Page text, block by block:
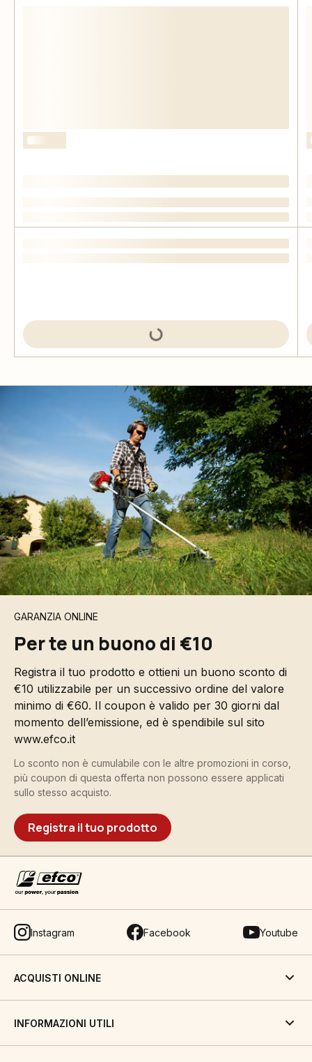
GARANZIA ONLINE
Per te un buono di €10
Registra il tuo prodotto e ottieni un buono sconto di
€10 utilizzabile per un successivo ordine del valore
minimo di €60. Il coupon è valido per 30 giorni dal
momento dell’emissione, ed è spendibile sul sito
www.efco.it
Lo sconto non è cumulabile con le altre promozioni in corso,
più coupon di questa offerta non possono essere applicati
sullo stesso acquisto.
Registra il tuo prodotto
Instagram Facebook Youtube
ACQUISTI ONLINE
INFORMAZIONI UTILI